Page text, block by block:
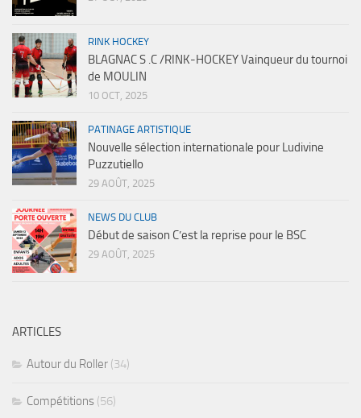
RINK HOCKEY
BLAGNAC S .C /RINK-HOCKEY Vainqueur du tournoi
de MOULIN
10 OCT, 2025
PATINAGE ARTISTIQUE
Nouvelle sélection internationale pour Ludivine
Puzzutiello
29 AOÛT, 2025
NEWS DU CLUB
Début de saison C’est la reprise pour le BSC
29 AOÛT, 2025
ARTICLES
Autour du Roller (34)
Compétitions (56)